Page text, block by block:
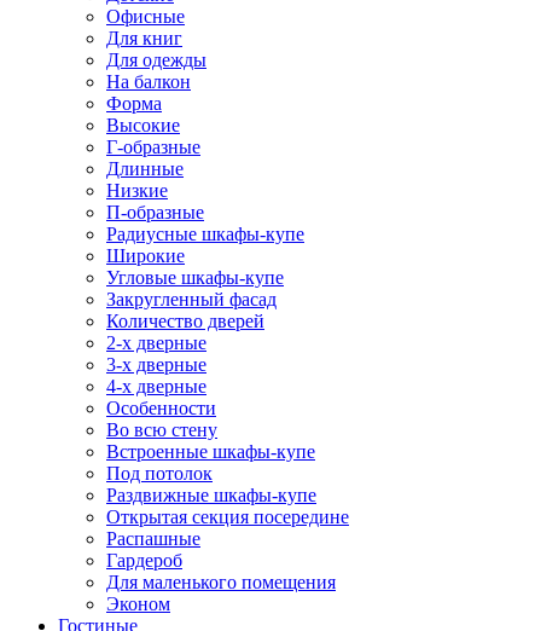
Офисные
Для книг
Для одежды
На балкон
Форма
Высокие
Г-образные
Длинные
Низкие
П-образные
Радиусные шкафы-купе
Широкие
Угловые шкафы-купе
Закругленный фасад
Количество дверей
2-х дверные
3-х дверные
4-х дверные
Особенности
Во всю стену
Встроенные шкафы-купе
Под потолок
Раздвижные шкафы-купе
Открытая секция посередине
Распашные
Гардероб
Для маленького помещения
Эконом
Гостиные